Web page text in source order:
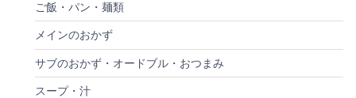
ご飯・パン・麺類
メインのおかず
サブのおかず・オードブル・おつまみ
スープ・汁